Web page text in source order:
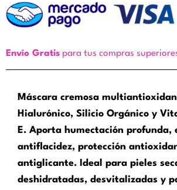
Envío Gratis para tus compras
Máscara cremosa
Hialurónico, Silicio Orgánico y
E. Aporta humectación profunda,
antiflacidez, protección
antiglicante. Ideal para pieles
deshidratadas, desvitalizadas y